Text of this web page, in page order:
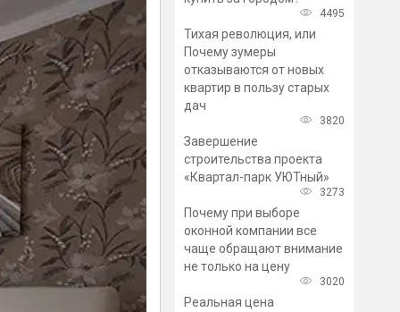
4495
Тихая революция, или
Почему зумеры
отказываются от новых
квартир в пользу старых
дач
3820
Завершение
строительства проекта
«Квартал-парк УЮТный»
3273
Почему при выборе
оконной компании все
чаще обращают внимание
не только на цену
3020
Реальная цена